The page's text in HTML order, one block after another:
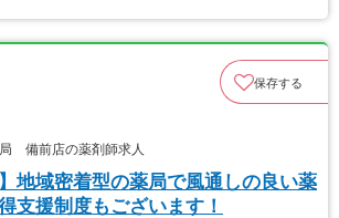
保存する
備前店の薬剤師求人
地域密着型の薬局で風通しの良い薬
支援制度もございます！